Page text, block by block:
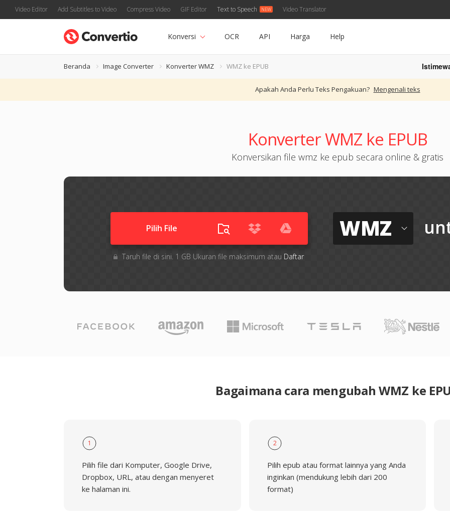
Video Editor Add Subtitles to Video Compress Video GIF Editor Text to Speech Video Translator
Konversi OCR API Harga Help
Beranda Image Converter Konverter WMZ WMZ ke EPUB
Apakah Anda Perlu Teks Pengakuan? Mengenali teks
Konverter WMZ ke EPUB
Konversikan file wmz ke epub secara online & gratis
Pilih File
Taruh file di sini. 1 GB Ukuran file maksimum atau Daftar
WMZ
Bagaimana cara mengubah WMZ ke
1
Pilih file dari Komputer, Google Drive,
Dropbox, URL, atau dengan menyeret
ke halaman ini.
2
Pilih epub atau format lainnya yang Anda
inginkan (mendukung lebih dari 200
format)